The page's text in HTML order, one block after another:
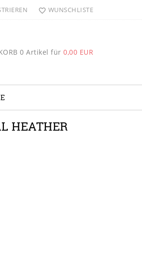
WUNSCHLISTE
0 Artikel für 0,00 EUR
HEATHER